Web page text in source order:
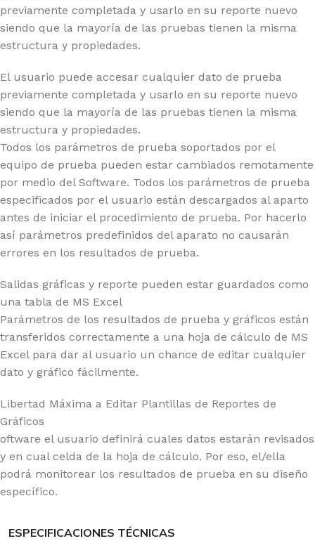
previamente completada y usarlo en su reporte nuevo
siendo que la mayoría de las pruebas tienen la misma
estructura y propiedades.
El usuario puede accesar cualquier dato de prueba
previamente completada y usarlo en su reporte nuevo
siendo que la mayoría de las pruebas tienen la misma
estructura y propiedades.
Todos los parámetros de prueba soportados por el
equipo de prueba pueden estar cambiados remotamente
por medio del Software. Todos los parámetros de prueba
especificados por el usuario están descargados al aparto
antes de iniciar el procedimiento de prueba. Por hacerlo
así parámetros predefinidos del aparato no causarán
errores en los resultados de prueba.
Salidas gráficas y reporte pueden estar guardados como
una tabla de MS Excel
Parámetros de los resultados de prueba y gráficos están
transferidos correctamente a una hoja de cálculo de MS
Excel para dar al usuario un chance de editar cualquier
dato y gráfico fácilmente.
Libertad Máxima a Editar Plantillas de Reportes de
Gráficos
oftware el usuario definirá cuales datos estarán revisados
y en cual celda de la hoja de cálculo. Por eso, el/ella
podrá monitorear los resultados de prueba en su diseño
específico.
ESPECIFICACIONES TÉCNICAS